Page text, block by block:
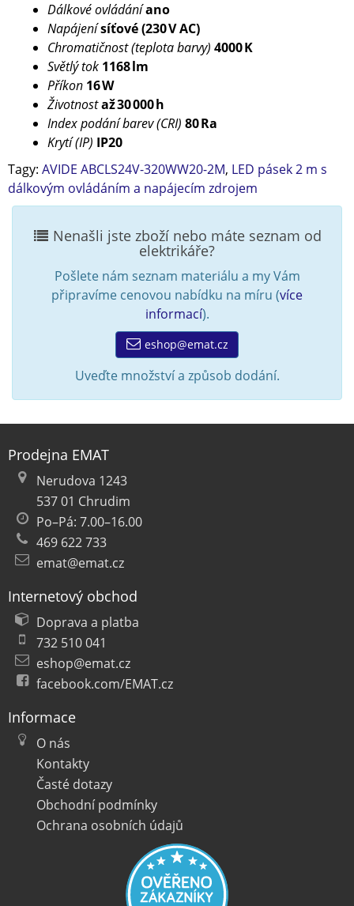
Dálkové ovládáníano
Napájenísíťové (230 V AC)
Chromatičnost (teplota barvy) 4000 K
Světlý tok 1168 lm
Příkon 16 W
Životnostaž 30 000 h
Index podání barev (CRI) 80 Ra
Krytí (IP) IP20
Tagy: AVIDE ABCLS24V-320WW20-2M, LED pásek 2 m s
dálkovým ovládáním a napájecím zdrojem
Nenašli jste zboží nebo máte seznam od
elektrikáře?
Pošlete nám seznam materiálu a my Vám
připravíme cenovou nabídku na míru (více
informací).
eshop@emat.cz
Uveďte množství a způsob dodání.
Prodejna EMAT
Nerudova 1243
537 01 Chrudim
Po–Pá: 7.00–16.00
469 622 733
emat@emat.cz
Internetový obchod
Doprava a platba
732 510 041
eshop@emat.cz
facebook.com/EMAT.cz
Informace
O nás
Kontakty
Časté dotazy
Obchodní podmínky
Ochrana osobních údajů